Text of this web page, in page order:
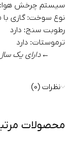
سیستم چرخش هوا:
نوع سوخت: گازی
رطوبت سنج: دارد
ترموستات: دارد
← دارای یک
نظرات (0)
محصولات